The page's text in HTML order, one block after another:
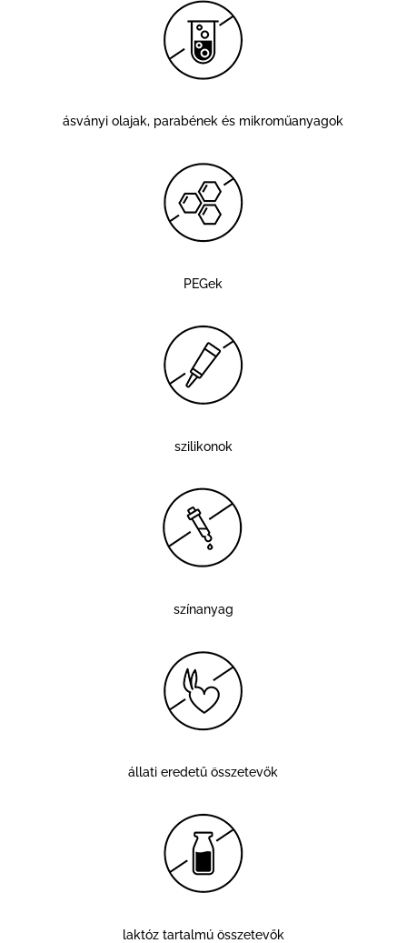
ásványi olajak, parabének és mikroműanyagok
PEGek
szilikonok
színanyag
állati eredetű összetevők
laktóz tartalmú összetevők